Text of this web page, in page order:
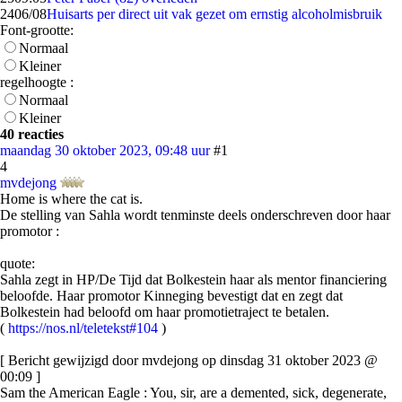
2406/08Huisarts per direct uit vak gezet om ernstig alcoholmisbruik
Font-grootte:
Normaal
Kleiner
regelhoogte :
Normaal
Kleiner
40 reacties
maandag 30 oktober 2023, 09:48 uur #1
4
mvdejong
Home is where the cat is.
De stelling van Sahla wordt tenminste deels onderschreven door haar
promotor :
quote:
Sahla zegt in HP/De Tijd dat Bolkestein haar als mentor financiering
beloofde. Haar promotor Kinneging bevestigt dat en zegt dat
Bolkestein had beloofd om haar promotietraject te betalen.
( https://nos.nl/teletekst#104 )
[ Bericht gewijzigd door mvdejong op dinsdag 31 oktober 2023 @
00:09 ]
Sam the American Eagle : You, sir, are a demented, sick, degenerate,